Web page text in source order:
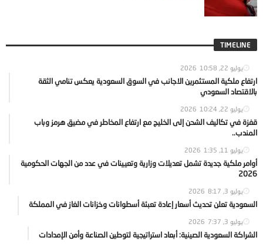
TIMELINE
يوليو 22, 2026 10:58
ارتفاع ملكية المستثمرين الاجانب في السوق السعودية يعكس تنامي الثقة
بالاقتصاد السعودي
يوليو 22, 2026 10:24
قفزة في تكاليف الشحن إلى الخليج مع ارتفاع المخاطر في مضيق هرمز وباب
المندب..
يوليو 11, 2026 1:35
أوامر ملكية جديدة تشمل تعديلات وزارية وتعيينات في عدد من الجهات الحكومية
2026
يوليو 3, 2026 8:17
السعودية تعلن تحديث أسعار إعادة تعبئة أسطوانات وخزانات الغاز في المملكة
يوليو 3, 2026 7:37
الشراكة السعودية الصينية: أبعاد استراتيجية لتوطين الصناعة وأمن الإمدادات